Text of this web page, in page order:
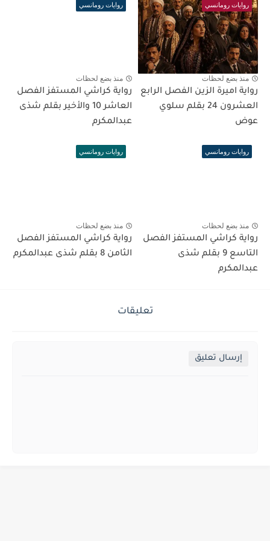
روايات رومانسي
منذ بضع لحظات
رواية اميرة الزين الفصل الرابع
العشرون 24 بقلم سلوي
عوض
روايات رومانسي
منذ بضع لحظات
رواية كراشي المستفز الفصل
العاشر 10 والأخير بقلم شذى
عبدالمكرم
روايات رومانسي
منذ بضع لحظات
رواية كراشي المستفز الفصل
التاسع 9 بقلم شذى
عبدالمكرم
روايات رومانسي
منذ بضع لحظات
رواية كراشي المستفز الفصل
الثامن 8 بقلم شذى عبدالمكرم
تعليقات
إرسال تعليق